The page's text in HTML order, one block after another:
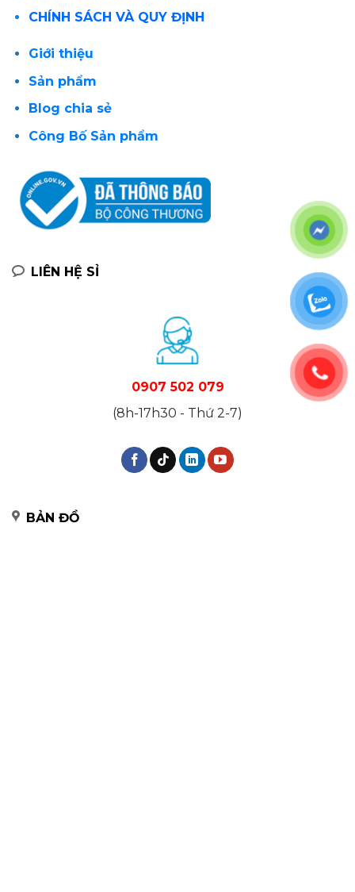
CHÍNH SÁCH VÀ QUY ĐỊNH
Giới thiệu
Sản phẩm
Blog chia sẻ
Công Bố Sản phẩm
LIÊN HỆ SỈ
0907 502 079
(8h-17h30 - Thứ 2-7)
BẢN ĐỒ